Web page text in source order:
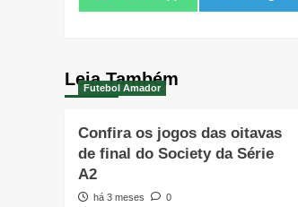
Leia Também
Futebol Amador
Confira os jogos das oitavas
de final do Society da Série
A2
há 3 meses 0